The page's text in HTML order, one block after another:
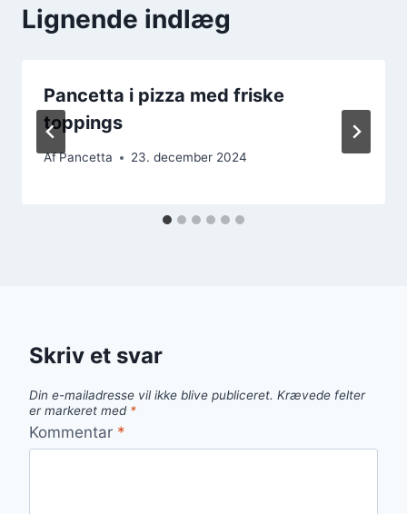
Lignende indlæg
Pancetta i pizza med friske
toppings
AfPancetta 23. december 2024
Skriv et svar
Din e-mailadresse vil ikke blive publiceret. Krævede felter
er markeret med *
Kommentar *